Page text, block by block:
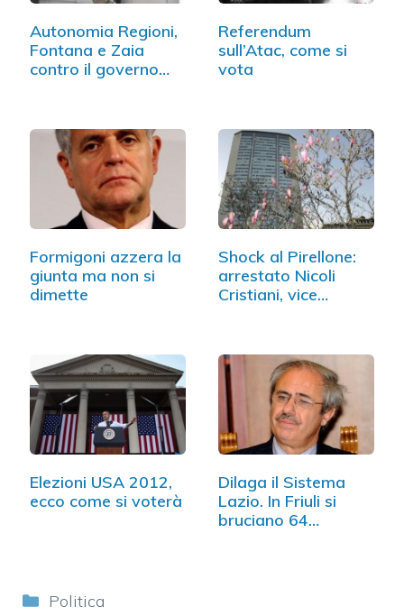
Autonomia Regioni,
Fontana e Zaia
contro il governo
Referendum
sull’Atac, come si
vota
Formigoni azzera la
giunta ma non si
dimette
Shock al Pirellone:
arrestato Nicoli
Cristiani, vice…
Elezioni USA 2012,
ecco come si voterà
Dilaga il Sistema
Lazio. In Friuli si
bruciano 64…
Categorie
Politica